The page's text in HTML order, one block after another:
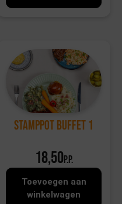
Stamppot Buffet 1
18,50p.p.
Toevoegen aan
winkelwagen